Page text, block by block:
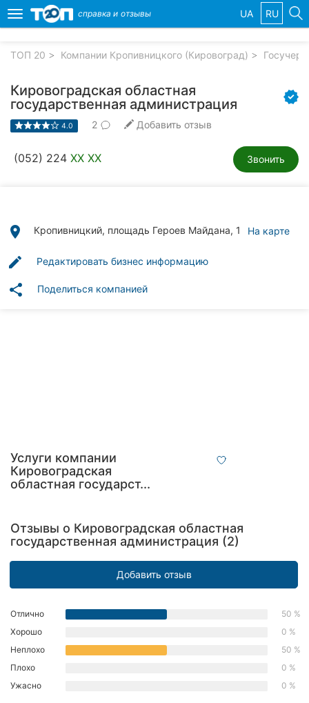
компании
Популярные
рубрики:
Частные
клиники
Ветеринарные
клиники
Все
города:
Винница
Хмельницкий
Одесса
Toggle
navigation
справка и отзывы UA RU
ТОП 20 Компании Кропивницкого (Кировоград)
Кировоградская областная
государственная администрация
4.0 2 Добавить отзыв
(052) 224 XX XX Звонить
place Кропивницкий, площадь Героев Майдана, 1 На карте
edit Редактировать бизнес информацию
share Поделиться компанией
Услуги компании
Кировоградская
областная государст...
Отзывы о Кировоградская областная
государственная администрация (2)
Добавить отзыв
Отлично
50 %
Хорошо
0 %
Неплохо
50 %
Плохо
0 %
Ужасно
0 %